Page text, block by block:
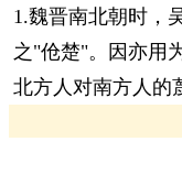
1.魏晋南北朝时，
之"伧楚"。因亦用
北方人对南方人的